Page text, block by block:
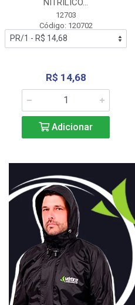
NITRÍLICO...
12703
Código: 120702
R$ 14,68
Adicionar